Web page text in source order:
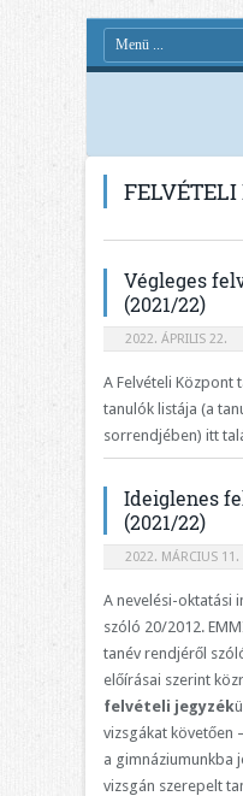
Végleges
(2021/22)
2022. ÁPRILIS 22.
A Felvételi Központ
tanulók listája (a
sorrendjében) itt
Ideiglenes
(2021/22)
2022. MÁRCIUS 11.
A nevelési-oktatási
szóló 20/2012.
tanév rendjéről
előírásai szerint
felvételi jegyzék
vizsgákat követően
a gimnáziumunkba
vizsgán szerepelt